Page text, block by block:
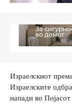
Израелскиот
Израелските
напади во